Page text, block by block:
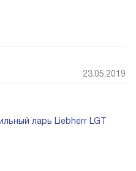
23.05.2019
ларь Liebherr LGT